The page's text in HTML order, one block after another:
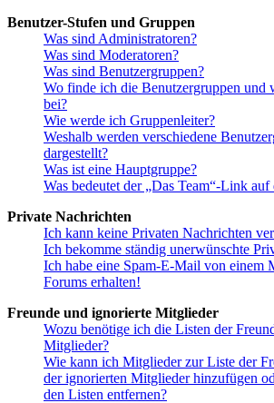
Benutzer-Stufen und Gruppen
Was sind Administratoren?
Was sind Moderatoren?
Was sind Benutzergruppen?
Wo finde ich die Benutzergruppen und
bei?
Wie werde ich Gruppenleiter?
Weshalb werden verschiedene
dargestellt?
Was ist eine Hauptgruppe?
Was bedeutet der „Das Team“-Link auf
Private Nachrichten
Ich kann keine Privaten Nachrichten
Ich bekomme ständig unerwünschte
Ich habe eine Spam-E-Mail von einem
Forums erhalten!
Freunde und ignorierte Mitglieder
Wozu benötige ich die Listen der
Mitglieder?
Wie kann ich Mitglieder zur Liste der
der ignorierten Mitglieder hinzufügen
den Listen entfernen?